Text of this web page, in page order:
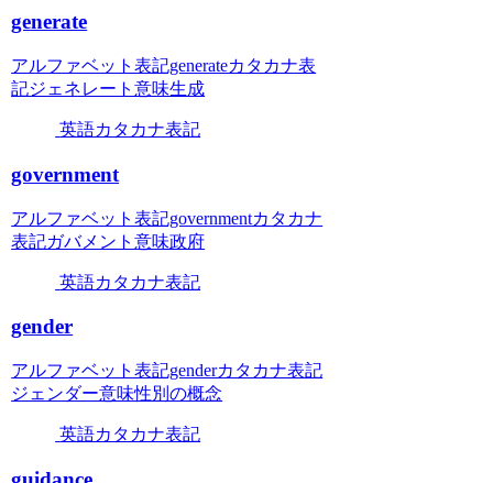
generate
アルファベット表記generateカタカナ表
記ジェネレート意味生成
英語カタカナ表記
government
アルファベット表記governmentカタカナ
表記ガバメント意味政府
英語カタカナ表記
gender
アルファベット表記genderカタカナ表記
ジェンダー意味性別の概念
英語カタカナ表記